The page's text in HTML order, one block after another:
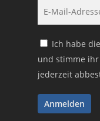
Ich habe die
und stimme
jederzeit